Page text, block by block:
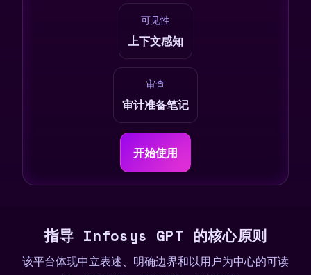
可见性
上下文感知
审查
审计准备笔记
开始使用
指导 Infosys GPT 的核心原则
该平台体现中立表述、明确边界和以用户为中心的可读